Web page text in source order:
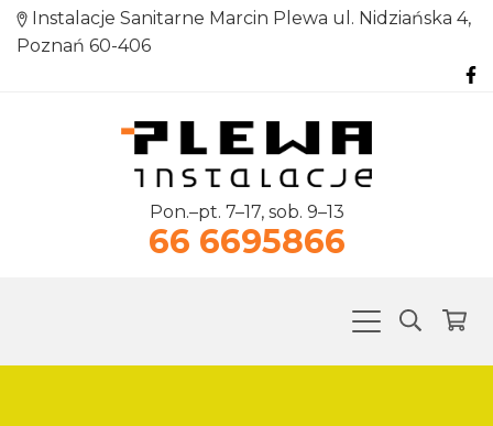
Instalacje Sanitarne Marcin Plewa ul. Nidziańska 4,
Poznań 60-406
Pon.–pt. 7–17, sob. 9–13
66 6695866